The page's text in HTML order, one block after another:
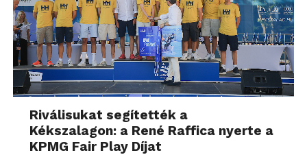
Riválisukat segítették a
Kékszalagon: a René Raffica nyerte a
KPMG Fair Play Díjat